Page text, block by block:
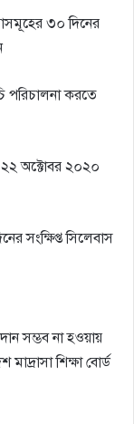
৩০ দিনের
পরিচালনা করতে
২২ অক্টোবর ২০২০
সংক্ষিপ্ত সিলেবাস
সম্ভব না হওয়ায়
শিক্ষা বাের্ড